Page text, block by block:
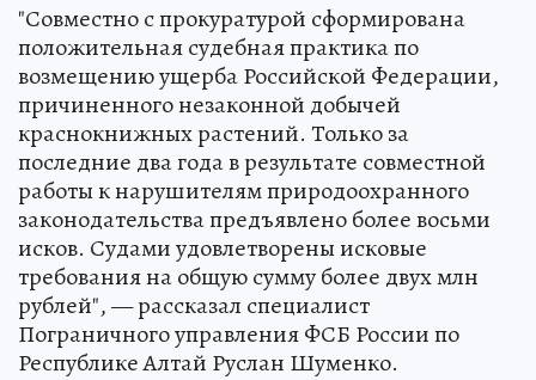
"Совместно с прокуратурой сформирована
положительная судебная практика по
возмещению ущерба Российской Федерации,
причиненного незаконной добычей
краснокнижных растений. Только за
последние два года в результате совместной
работы к нарушителям природоохранного
законодательства предъявлено более восьми
исков. Судами удовлетворены исковые
требования на общую сумму более двух млн
рублей", — рассказал специалист
Пограничного управления ФСБ России по
Республике Алтай Руслан Шуменко.